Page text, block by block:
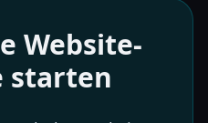
Website-
starten